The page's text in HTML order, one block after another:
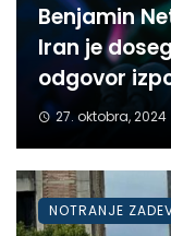
Benjamin
Iran je
odgovor
27. oktobra, 2024
NOTRANJE